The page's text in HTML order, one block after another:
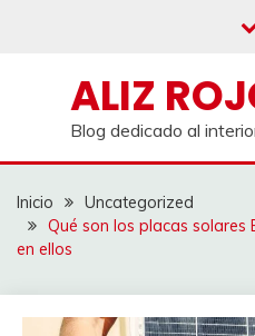
ALIZ
Blog dedicado al
Inicio
Uncategorized
Qué son los placas solares
en ellos